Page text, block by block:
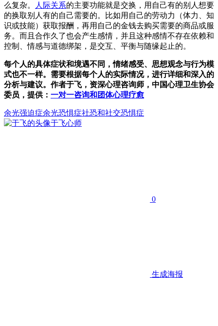
么复杂。
人际关系的主要功能就是交换，用自己有的别人想要
的换取别人有的自己需要的。比如用自己的劳动力（体力、知
识或技能）获取报酬，再用自己的金钱去购买需要的商品或服
务。而且合作久了也会产生感情，并且这种感情不存在依赖和
控制、情感与道德绑架，是交互、平衡与随缘起止的。
每个人的具体症状和境遇不同，情绪感受、思想观念与行为模
式也不一样。需要根据每个人的实际情况，进行详细和深入的
分析与建议。作者于飞，资深心理咨询师，中国心理卫生协会
委员，提供： 一对一咨询和团体心理疗愈
余光强迫症余光恐惧症社恐和社交恐惧症
于飞心师
0
生成海报